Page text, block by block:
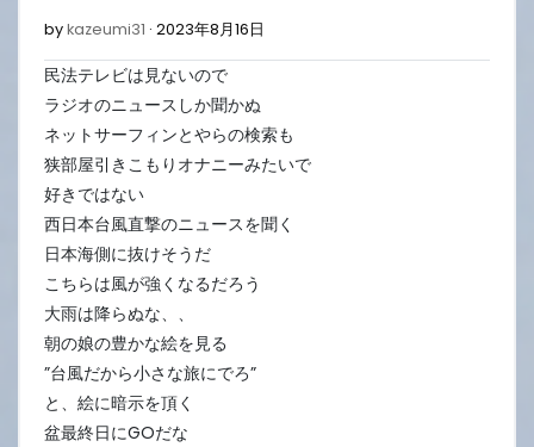
bykazeumi31 2023年8月16日
日
民法テレビは見ないので
ラジオのニュースしか聞かぬ
ネットサーフィンとやらの検索も
狭部屋引きこもりオナニーみたいで
好きではない
西日本台風直撃のニュースを聞く
日本海側に抜けそうだ
こちらは風が強くなるだろう
大雨は降らぬな、、
朝の娘の豊かな絵を見る
”台風だから小さな旅にでろ”
と、絵に暗示を頂く
盆最終日にGOだな